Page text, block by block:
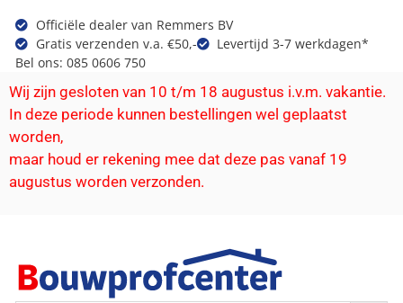
Officiële dealer van Remmers BV
Gratis verzenden v.a. €50,-
Levertijd 3-7 werkdagen*
Bel ons: 085 0606 750
Wij zijn gesloten van 10 t/m 18 augustus i.v.m. vakantie.
In deze periode kunnen bestellingen wel geplaatst
worden,
maar houd er rekening mee dat deze pas vanaf 19
augustus worden verzonden.